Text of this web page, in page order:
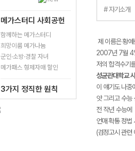
메가스터디 사회공헌
함께하는 메가스터디
희망이룸 메가나눔
군인·소방·경찰 자녀
메가패스 형제자매 할인
3가지 정직한 원칙
# 자기소개
제 이름은 황
2007년 7월 4
저의 합격수기
성균관대학교
이 얘기도 나중
앗 그리고 수능
전 작년 수능에
언매 확통 정법
(검정고시 관련